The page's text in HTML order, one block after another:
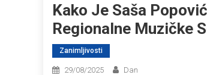
Kako Je Saša
Regionalne Muzičke
Zanimljivosti
29/08/2025 Dan